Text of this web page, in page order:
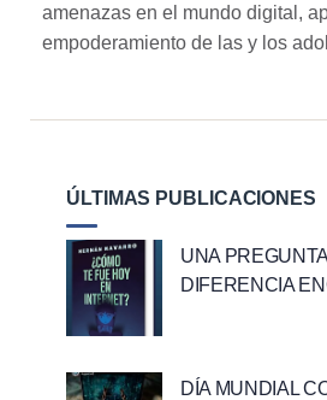
amenazas en el mundo digital,
empoderamiento de las y los
ÚLTIMAS PUBLICACIONES
UNA
DIFERENCIA
DÍA MUNDIAL